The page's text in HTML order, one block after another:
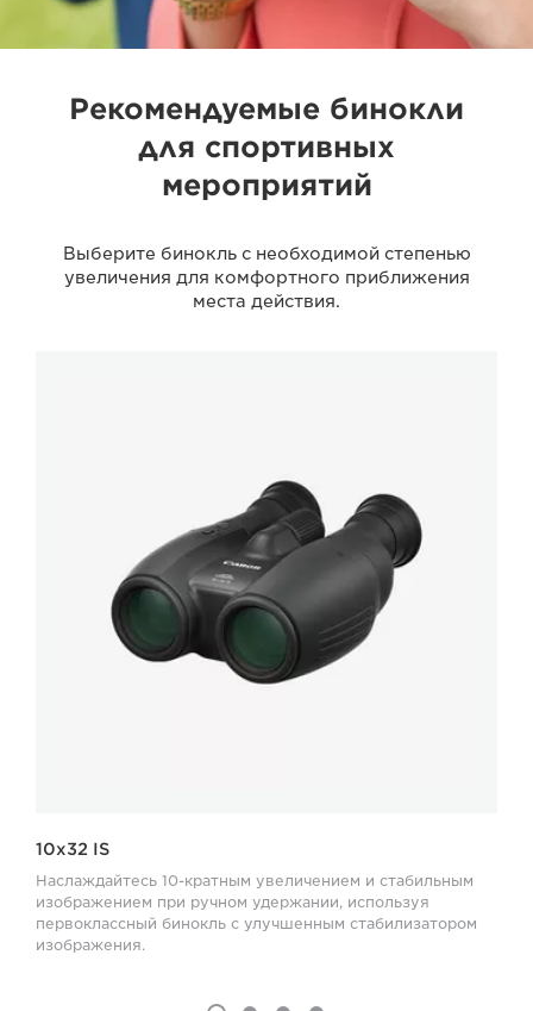
Рекомендуемые бинокли
для спортивных
мероприятий
Выберите бинокль с необходимой степенью
увеличения для комфортного приближения
места действия.
10x32 IS
Наслаждайтесь 10-кратным увеличением и стабильным
изображением при ручном удержании, используя
первоклассный бинокль с улучшенным стабилизатором
изображения.